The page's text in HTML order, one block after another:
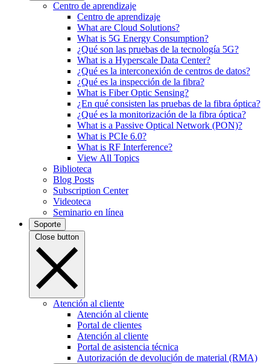
Centro de aprendizaje
Centro de aprendizaje
What are Cloud Solutions?
What is 5G Energy Consumption?
¿Qué son las pruebas de la tecnología 5G?
What is a Hyperscale Data Center?
¿Qué es la interconexión de centros de datos?
¿Qué es la inspección de la fibra?
What is Fiber Optic Sensing?
¿En qué consisten las pruebas de la fibra óptica?
¿Qué es la monitorización de la fibra óptica?
What is a Passive Optical Network (PON)?
What is PCIe 6.0?
What is RF Interference?
View All Topics
Biblioteca
Blog Posts
Subscription Center
Videoteca
Seminario en línea
Soporte
Close button
Atención al cliente
Atención al cliente
Portal de clientes
Atención al cliente
Portal de asistencia técnica
Autorización de devolución de material (RMA)